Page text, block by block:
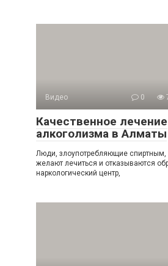
Видео 0
Качественное лечение
алкоголизма в Алматы
Люди, злоупотребляющие спиртным,
желают лечиться и отказываются
наркологический центр,